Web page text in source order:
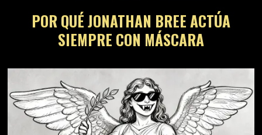
POR QUÉ JONATHAN BREE ACTÚA
SIEMPRE CON MÁSCARA